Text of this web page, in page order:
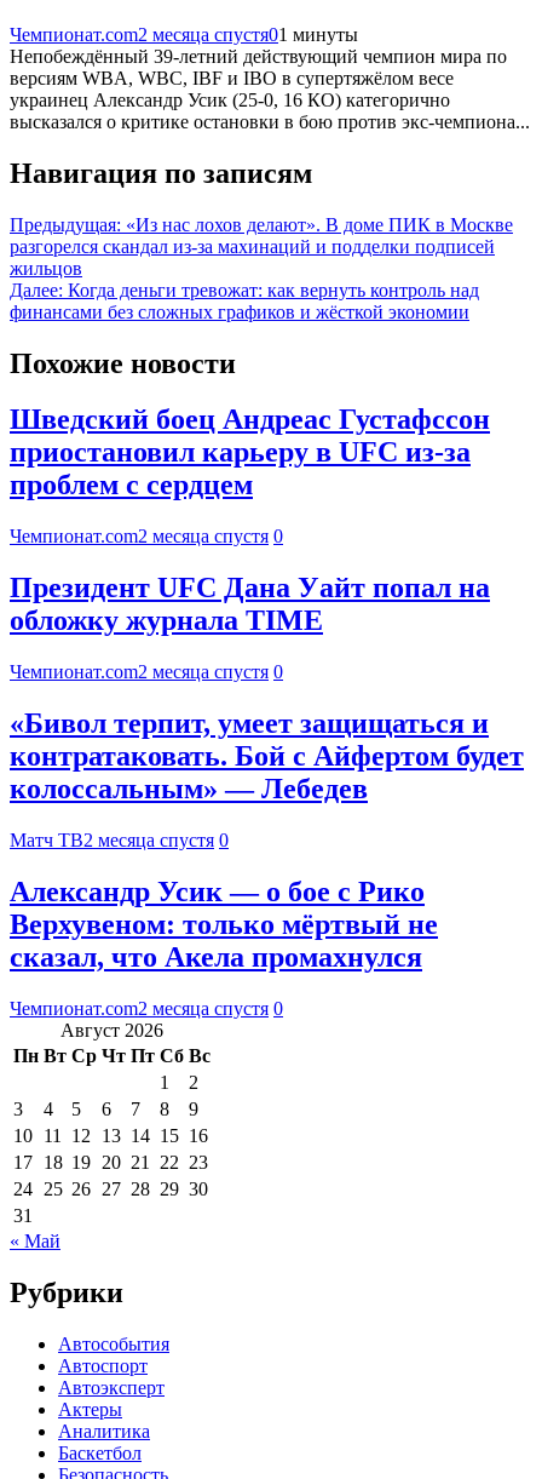
Чемпионат.com2 месяца спустя01 минуты
Непобеждённый 39-летний действующий чемпион мира по
версиям WBA, WBC, IBF и IBO в супертяжёлом весе
украинец Александр Усик (25-0, 16 КО) категорично
высказался о критике остановки в бою против экс-чемпиона...
Навигация по записям
Предыдущая: «Из нас лохов делают». В доме ПИК в Москве
разгорелся скандал из-за махинаций и подделки подписей
жильцов
Далее: Когда деньги тревожат: как вернуть контроль над
финансами без сложных графиков и жёсткой экономии
Похожие новости
Шведский боец Андреас Густафссон
приостановил карьеру в UFC из-за
проблем с сердцем
Чемпионат.com2 месяца спустя 0
Президент UFC Дана Уайт попал на
обложку журнала TIME
Чемпионат.com2 месяца спустя 0
«Бивол терпит, умеет защищаться и
контратаковать. Бой с Айфертом будет
колоссальным» — Лебедев
Матч ТВ2 месяца спустя 0
Александр Усик — о бое с Рико
Верхувеном: только мёртвый не
сказал, что Акела промахнулся
Чемпионат.com2 месяца спустя 0
Август 2026
Пн Вт Ср Чт Пт Сб Вс
1
2
3
4 5 6 7 8
9
10 11 12 13 14 15 16
17 18 19 20 21 22 23
24 25 26 27 28 29 30
31
« Май
Рубрики
Автособытия
Автоспорт
Автоэксперт
Актеры
Аналитика
Баскетбол
Безопасность